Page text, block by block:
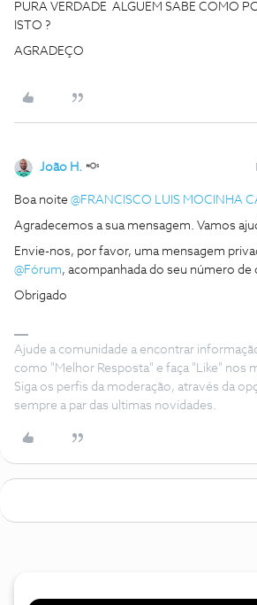
PURA VERDADE ALGUEM SABE COMO
ISTO ?
AGRADEÇO
João H.
Boa noite @FRANCISCO LUIS MOCINHA
Agradecemos a sua mensagem. Vamos
Envie-nos, por favor, uma mensagem
@Fórum, acompanhada do seu número de
Obrigado
Ajude a comunidade a encontrar
como "Melhor Resposta" e faça "Like" nos
Siga os perfis da moderação, através da
sempre a par das ultimas novidades.